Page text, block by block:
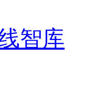
智库